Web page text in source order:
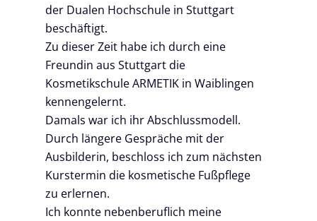
der Dualen Hochschule in Stuttgart
beschäftigt.
Zu dieser Zeit habe ich durch eine
Freundin aus Stuttgart die
Kosmetikschule ARMETIK in Waiblingen
kennengelernt.
Damals war ich ihr Abschlussmodell.
Durch längere Gespräche mit der
Ausbilderin, beschloss ich zum nächsten
Kurstermin die kosmetische Fußpflege
zu erlernen.
Ich konnte nebenberuflich meine